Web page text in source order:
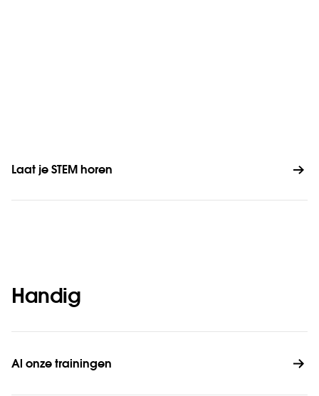
Laat je STEM horen
Handig
Al onze trainingen